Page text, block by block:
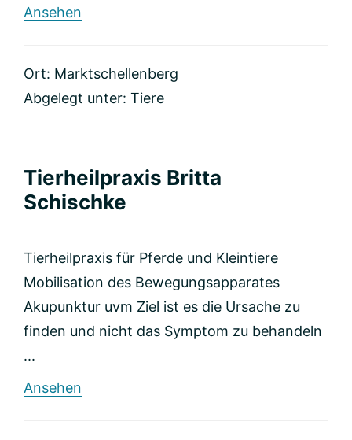
Ansehen
Ort: Marktschellenberg
Abgelegt unter: Tiere
Tierheilpraxis Britta
Schischke
Tierheilpraxis für Pferde und Kleintiere
Mobilisation des Bewegungsapparates
Akupunktur uvm Ziel ist es die Ursache zu
finden und nicht das Symptom zu behandeln
...
Ansehen